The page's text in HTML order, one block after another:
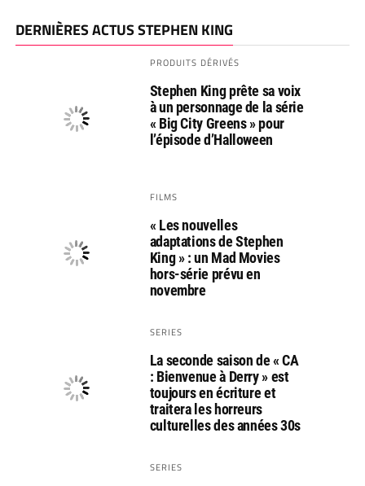
DERNIÈRES ACTUS STEPHEN KING
PRODUITS DÉRIVÉS
Stephen King prête sa voix
à un personnage de la série
« Big City Greens » pour
l’épisode d’Halloween
FILMS
« Les nouvelles
adaptations de Stephen
King » : un Mad Movies
hors-série prévu en
novembre
SERIES
La seconde saison de « CA
: Bienvenue à Derry » est
toujours en écriture et
traitera les horreurs
culturelles des années 30s
SERIES